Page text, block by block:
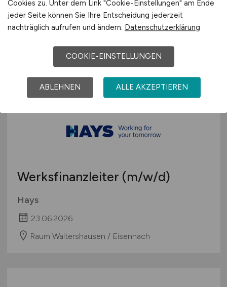
Landesbetrieb Mobilität Rheinland-Pfalz
Gerolstein
Werksfinanzleiter (m/w/d)
Hays
23.06.2026
Raum Waltershausen / Eisennach
Cookies zu. Unter dem Link "Cookie-Einstellungen" am Ende
jeder Seite können Sie Ihre Entscheidung jederzeit
nachträglich aufrufen und ändern. Datenschutzerklärung
COOKIE-EINSTELLUNGEN
ABLEHNEN ALLE AKZEPTIEREN